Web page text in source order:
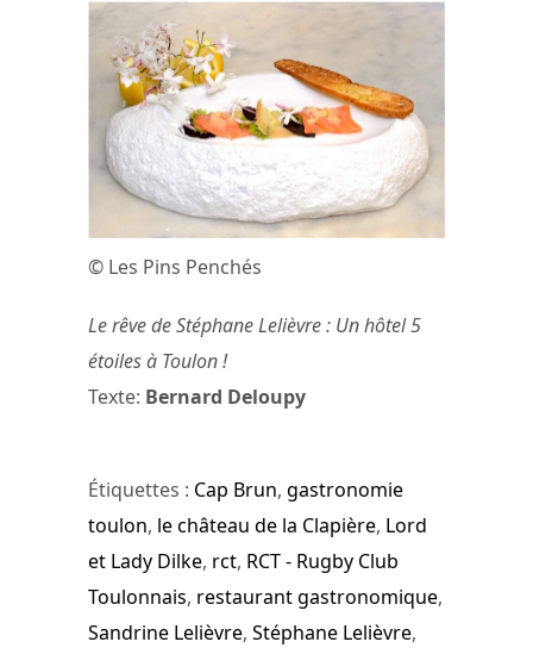
© Les Pins Penchés
Le rêve de Stéphane Lelièvre : Un hôtel 5
étoiles à Toulon !
Texte: Bernard Deloupy
Étiquettes : Cap Brun, gastronomie
toulon, le château de la Clapière, Lord
et Lady Dilke, rct, RCT - Rugby Club
Toulonnais, restaurant gastronomique,
Sandrine Lelièvre, Stéphane Lelièvre,